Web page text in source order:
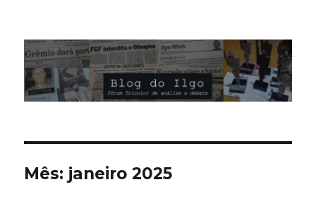
Blog do Ilgo Wink
Mês: janeiro 2025